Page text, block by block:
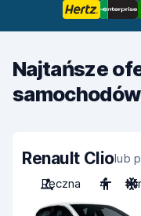
Najtańsze
samochodów
Renault Cliolub
Ręczna
4